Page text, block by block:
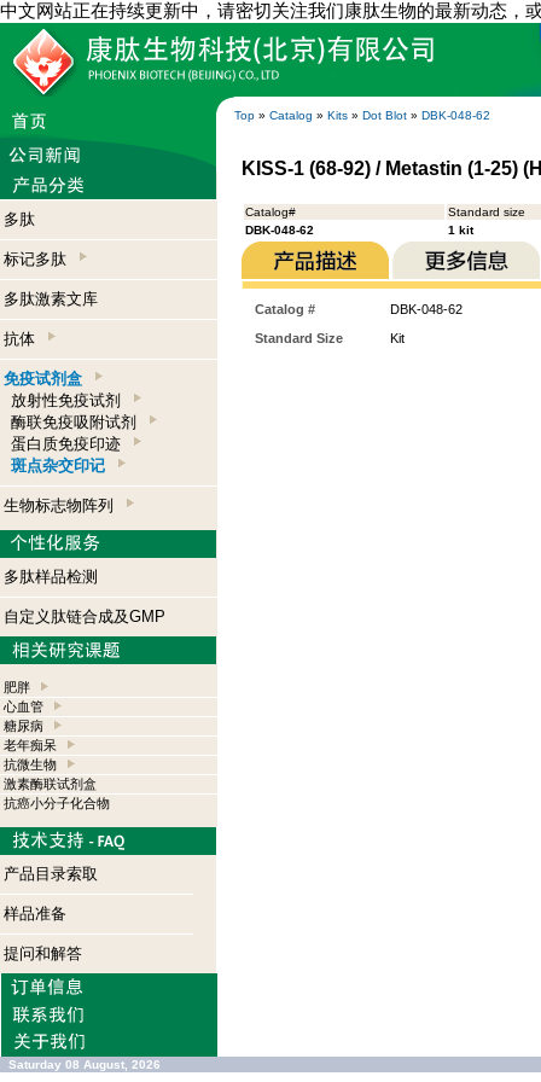
中文网站正在持续更新中，请密切关注我们康肽生物的最新动态，
Top » Catalog » Kits » Dot Blot » DBK-048-62
多肽
标记多肽
多肽激素文库
抗体
免疫试剂盒
放射性免疫试剂
酶联免疫吸附试剂
蛋白质免疫印迹
斑点杂交印记
生物标志物阵列
多肽样品检测
自定义肽链合成及GMP
肥胖
心血管
糖尿病
老年痴呆
抗微生物
激素酶联试剂盒
抗癌小分子化合物
产品目录索取
样品准备
提问和解答
KISS-1 (68-92) / Metastin (1-25)
Catalog#
Standard size
DBK-048-62
1 kit
Catalog #
DBK-048-62
Standard Size
Kit
Saturday 08 August, 2026